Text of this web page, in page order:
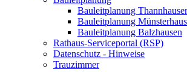
Bauleitplanung
Bauleitplanung
Bauleitplanung Balzhausen
Rathaus-Serviceportal (RSP)
Datenschutz - Hinweise
Trauzimmer